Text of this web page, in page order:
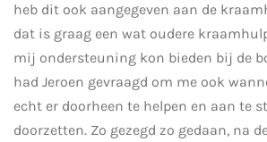
heb dit ook aangegeven aan de
dat is graag een wat oudere
mij ondersteuning kon bieden bij de
had Jeroen gevraagd om me ook
echt er doorheen te helpen en aan te
doorzetten. Zo gezegd zo gedaan, na